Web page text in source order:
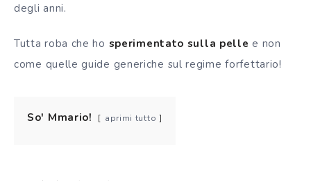
degli anni.
Tutta roba che ho sperimentato sulla pelle e non
come quelle guide generiche sul regime forfettario!
So' Mmario! aprimi tutto